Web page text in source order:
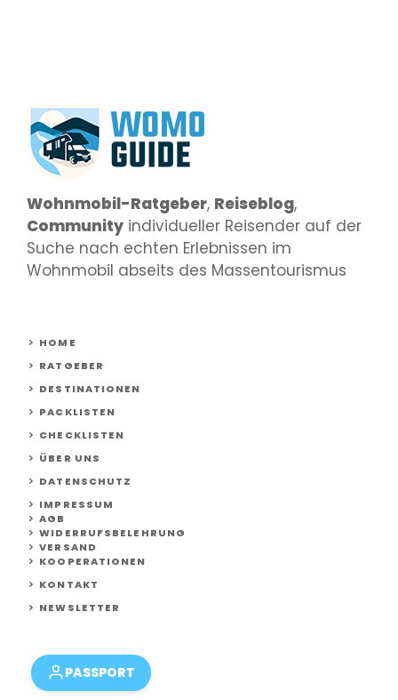
Wohnmobil-Ratgeber, Reiseblog,
Community individueller Reisender auf der
Suche nach echten Erlebnissen im
Wohnmobil abseits des Massentourismus
HOME
RATGEBER
DESTINATIONEN
PACKLISTEN
CHECKLISTEN
ÜBER UNS
DATENSCHUTZ
IMPRESSUM
AGB
WIDERRUFSBELEHRUNG
VERSAND
KOOPERATIONEN
KONTAKT
NEWSLETTER
PASSPORT